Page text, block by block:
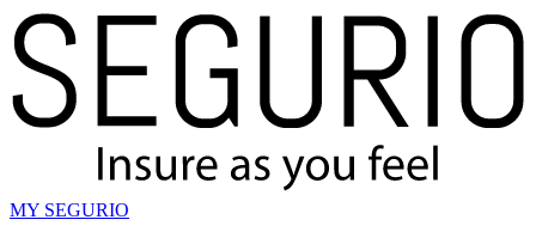
MY SEGURIO